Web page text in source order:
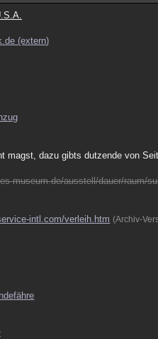
(extern)
magst, dazu gibts dutzende von
museum.de/ausstell/dauer/raum/
intl.com/verleih.htm (Archiv-